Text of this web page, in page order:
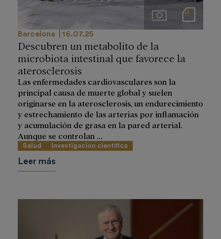
ImágenesNotas de prensa
Barcelona 16.07.25
Descubren un metabolito de la
microbiota intestinal que favorece la
aterosclerosis
Las enfermedades cardiovasculares son la
principal causa de muerte global y suelen
originarse en la aterosclerosis, un endurecimiento
y estrechamiento de las arterias por inflamación
y acumulación de grasa en la pared arterial.
Aunque se controlan ...
Salud Investigacion cientifica
Leer más